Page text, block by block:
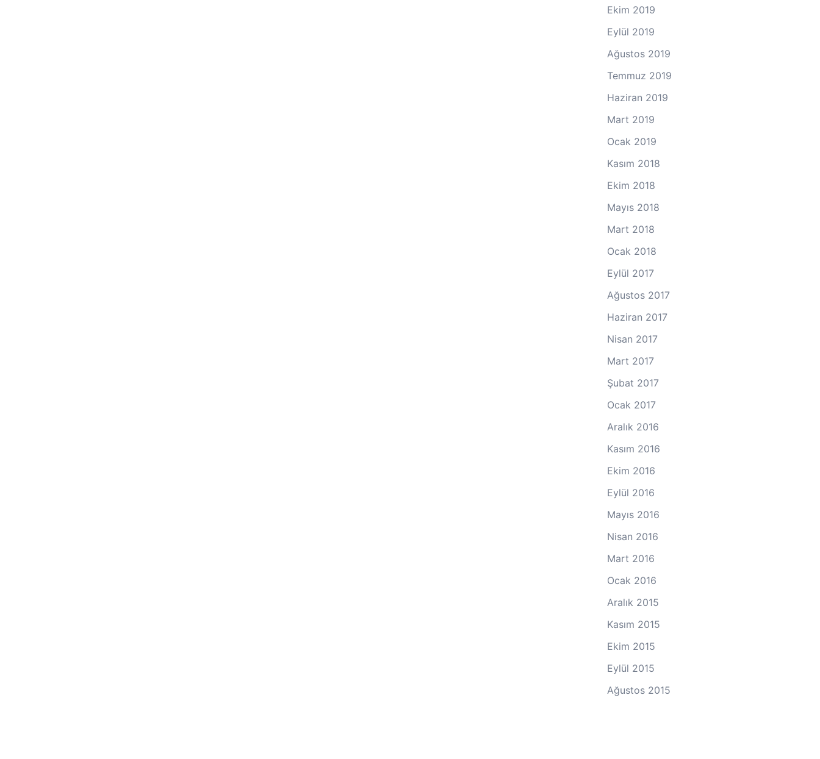
Ekim 2019
Eylül 2019
Ağustos 2019
Temmuz 2019
Haziran 2019
Mart 2019
Ocak 2019
Kasım 2018
Ekim 2018
Mayıs 2018
Mart 2018
Ocak 2018
Eylül 2017
Ağustos 2017
Haziran 2017
Nisan 2017
Mart 2017
Şubat 2017
Ocak 2017
Aralık 2016
Kasım 2016
Ekim 2016
Eylül 2016
Mayıs 2016
Nisan 2016
Mart 2016
Ocak 2016
Aralık 2015
Kasım 2015
Ekim 2015
Eylül 2015
Ağustos 2015